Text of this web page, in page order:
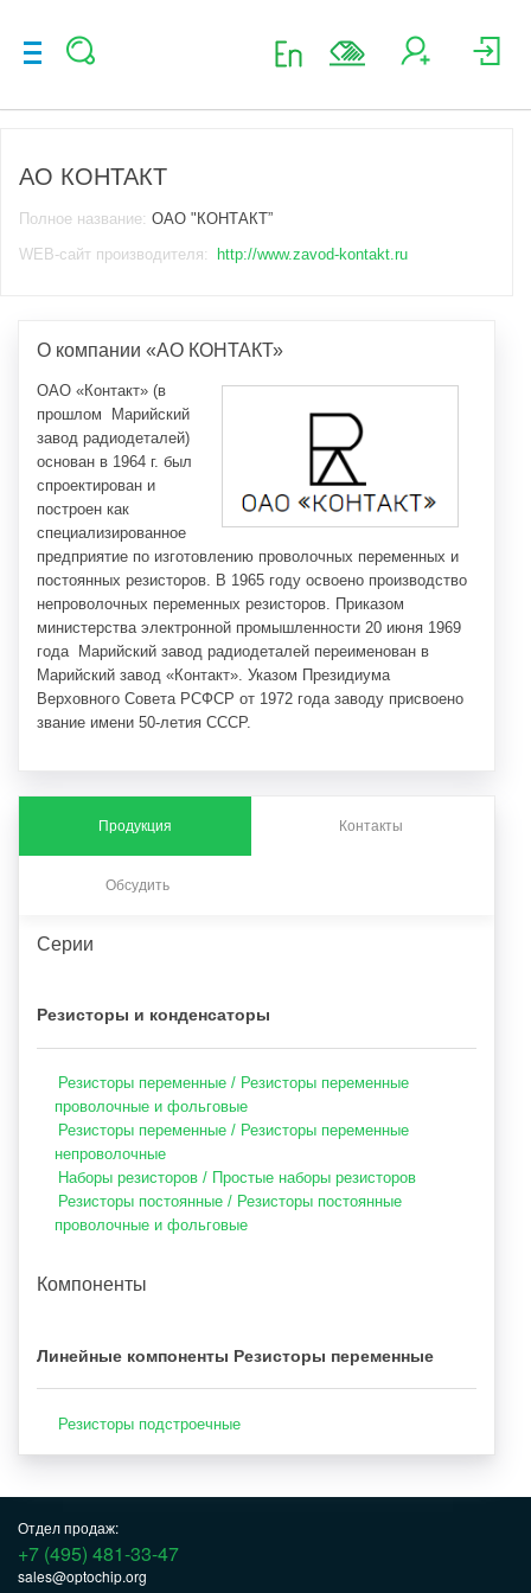
АО КОНТАКТ
Полное название: ОАО "КОНТАКТ”
WEB-сайт производителя:
http://www.zavod-kontakt.ru
О компании «АО КОНТАКТ»
ОАО «Контакт» (в
прошлом Марийский
завод радиодеталей)
основан в 1964 г. был
спроектирован и
построен как
специализированное
предприятие по изготовлению проволочных переменных и
постоянных резисторов. В 1965 году освоено производство
непроволочных переменных резисторов. Приказом
министерства электронной промышленности 20 июня 1969
года Марийский завод радиодеталей переименован в
Марийский завод «Контакт». Указом Президиума
Верховного Совета РСФСР от 1972 года заводу присвоено
звание имени 50-летия СССР.
Продукция Контакты
Обсудить
Серии
Резисторы и конденсаторы
Резисторы переменные / Резисторы переменные
проволочные и фольговые
Резисторы переменные / Резисторы переменные
непроволочные
Наборы резисторов / Простые наборы резисторов
Резисторы постоянные / Резисторы постоянные
проволочные и фольговые
Компоненты
Линейные компоненты Резисторы переменные
Резисторы подстроечные
Отдел продаж:
+7 (495) 481-33-47
sales@optochip.org